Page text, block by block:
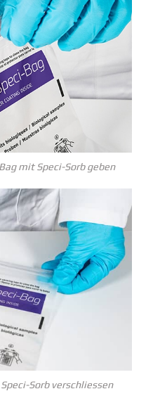
mit Speci-Sorb geben
Sorb verschliessen